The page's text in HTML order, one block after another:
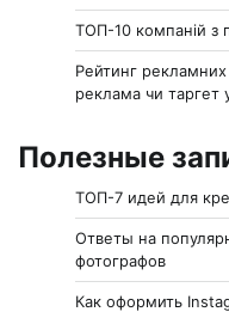
ТОП-10 компаній з
Рейтинг рекламних
реклама чи таргет
Полезные
ТОП-7 идей для
Ответы на
фотографов
Как оформить